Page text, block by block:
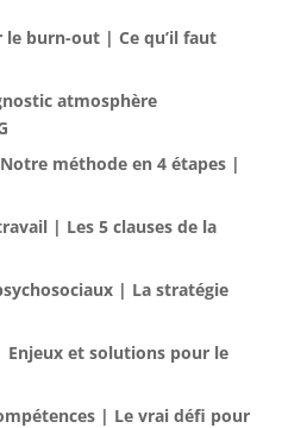
le burn-out | Ce qu’il faut
atmosphère
Notre méthode en 4 étapes |
| Les 5 clauses de la
| La stratégie
Enjeux et solutions pour le
| Le vrai défi pour